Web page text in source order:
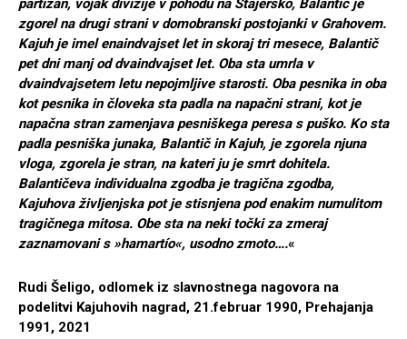
zgorel na drugi strani v domobranski postojanki v Grahovem.
Kajuh je imel enaindvajset let in skoraj tri mesece, Balantič
pet dni manj od dvaindvajset let. Oba sta umrla v
dvaindvajsetem letu nepojmljive starosti. Oba pesnika in oba
kot pesnika in človeka sta padla na napačni strani, kot je
napačna stran zamenjava pesniškega peresa s puško. Ko sta
padla pesniška junaka, Balantič in Kajuh, je zgorela njuna
vloga, zgorela je stran, na kateri ju je smrt dohitela.
Balantičeva individualna zgodba je tragična zgodba,
Kajuhova življenjska pot je stisnjena pod enakim numulitom
tragičnega mitosa. Obe sta na neki točki za zmeraj
zaznamovani s »hamartío«, usodno zmoto….«
Rudi Šeligo, odlomek iz slavnostnega nagovora na
podelitvi Kajuhovih nagrad, 21.februar 1990, Prehajanja
1991, 2021